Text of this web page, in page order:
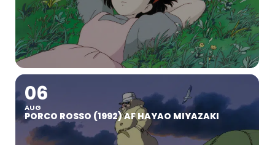
06
AUG
PORCO ROSSO (1992) AF HAYAO MIYAZAKI